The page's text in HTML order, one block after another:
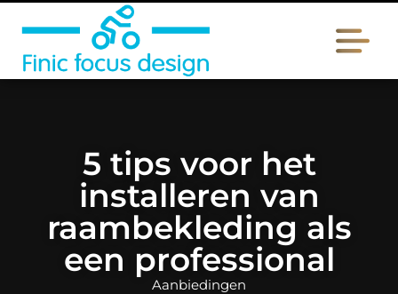
5 tips voor het
installeren van
raambekleding als
een professional
Aanbiedingen